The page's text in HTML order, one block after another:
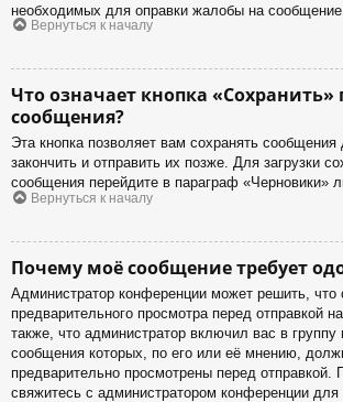
необходимых для оправки жалобы на сообщение.
Вернуться к началу
Что означает кнопка
сообщения?
Эта кнопка позволяет вам сохранять сообщения
закончить и отправить их позже. Для загрузки
сообщения перейдите в параграф «Черновики»
Вернуться к началу
Почему моё сообщение требует
Администратор конференции может решить, что
предварительного просмотра перед отправкой
также, что администратор включил вас в группу
сообщения которых, по его или её мнению,
предварительно просмотрены перед отправкой.
свяжитесь с администратором конференции для